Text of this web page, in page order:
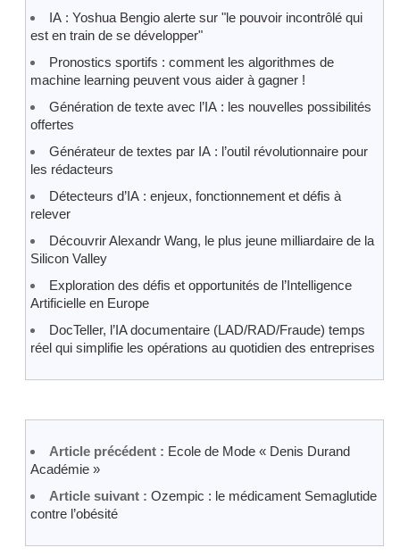
IA : Yoshua Bengio alerte sur "le pouvoir incontrôlé qui
est en train de se développer"
Pronostics sportifs : comment les algorithmes de
machine learning peuvent vous aider à gagner !
Génération de texte avec l’IA : les nouvelles possibilités
offertes
Générateur de textes par IA : l’outil révolutionnaire pour
les rédacteurs
Détecteurs d’IA : enjeux, fonctionnement et défis à
relever
Découvrir Alexandr Wang, le plus jeune milliardaire de la
Silicon Valley
Exploration des défis et opportunités de l’Intelligence
Artificielle en Europe
DocTeller, l’IA documentaire (LAD/RAD/Fraude) temps
réel qui simplifie les opérations au quotidien des entreprises
Article précédent : Ecole de Mode « Denis Durand
Académie »
Article suivant : Ozempic : le médicament Semaglutide
contre l’obésité